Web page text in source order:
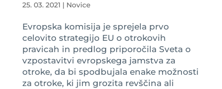
25. 03. 2021 | Novice
Evropska komisija je sprejela prvo
celovito strategijo EU o otrokovih
pravicah in predlog priporočila Sveta o
vzpostavitvi evropskega jamstva za
otroke, da bi spodbujala enake možnosti
za otroke, ki jim grozita revščina ali